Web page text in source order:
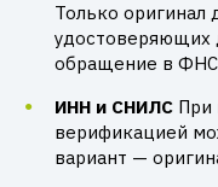
Только оригинал
удостоверяющих
обращение в ФНС
ИНН и СНИЛС При
верификацией
вариант —